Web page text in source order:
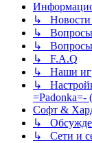
↳ Новости
↳ Вопросы
↳ Вопросы
↳ F.A.Q
↳ Наши
↳
=Padonka=-
Софт &
↳
↳ Сети и